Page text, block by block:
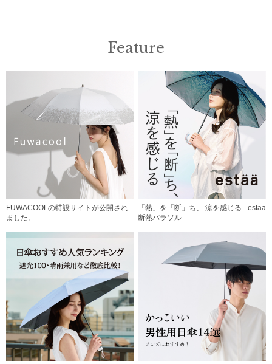
Feature
FUWACOOLの特設サイトが公開され
ました。
「熱」を「断」ち、 涼を感じる - estaa
断熱パラソル -